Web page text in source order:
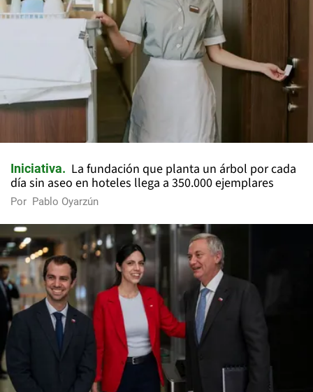
Iniciativa
La fundación que planta un árbol por cada
día sin aseo en hoteles llega a 350.000 ejemplares
Por Pablo Oyarzún